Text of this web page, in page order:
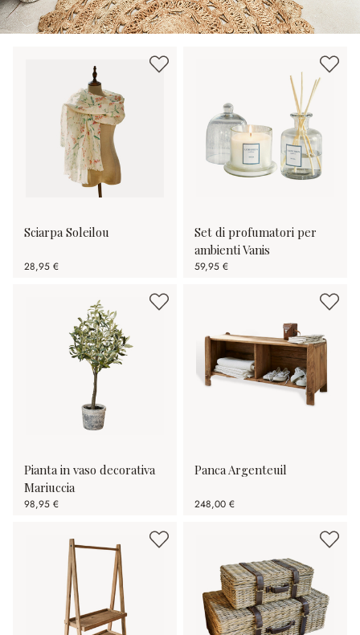
Sciarpa Soleilou
28,95 €
Set di profumatori per
ambienti Vanis
59,95 €
Pianta in vaso decorativa
Mariuccia
98,95 €
Panca Argenteuil
248,00 €